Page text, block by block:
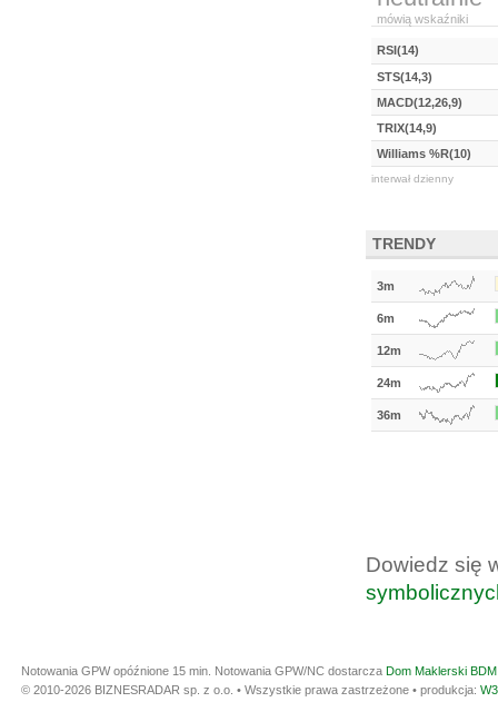
mówią wskaźniki
RSI(14)
STS(14,3)
MACD(12,26,9)
TRIX(14,9)
Williams %R(10)
interwał dzienny
TRENDY
3m
6m
12m
24m
36m
Dowiedz się
Notowania GPW opóźnione 15 min. Notowania GPW/NC dostarcza Dom Maklerski
© 2010-2026 BIZNESRADAR sp. z o.o. • Wszystkie prawa zastrzeżone • produkcja: